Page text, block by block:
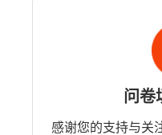
问卷
感谢您的支持与关